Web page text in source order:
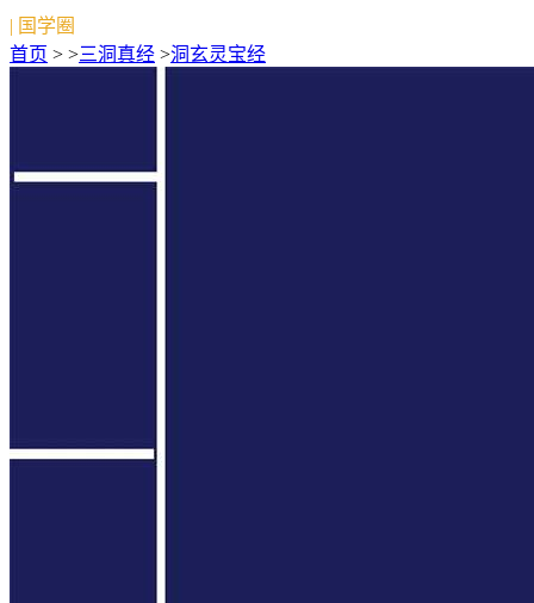
| 国学圈
首页 > >三洞真经 >洞玄灵宝经